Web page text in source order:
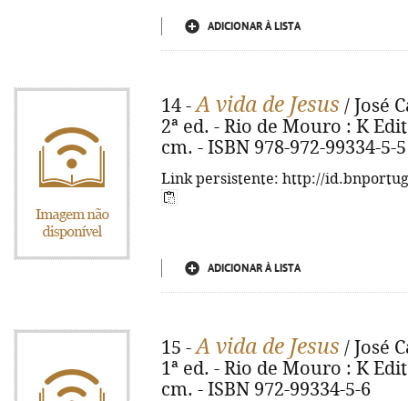
ADICIONAR À LISTA
14 -A vida de Jesus / José
2ª ed. - Rio de Mouro : K
cm. - ISBN 978-972-99334-5-5
Link persistente: http://
ADICIONAR À LISTA
15 -A vida de Jesus / José
1ª ed. - Rio de Mouro : K
cm. - ISBN 972-99334-5-6